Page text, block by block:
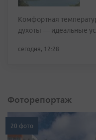
Комфортная
духоты — идеальные
сегодня, 12:28
Фоторепортаж
20 фото